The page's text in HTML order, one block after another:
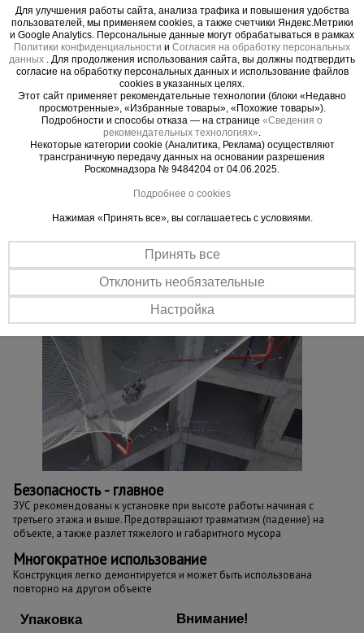
Важные преимущества –
эффективная работа
Прочная сталь
Опора изготавливается ил листовой стали толщиной 5 мм с
применением широких сварных швов.
Все по стандарту
Соответствует строительным нормам: СНиП 1203-99
«Безопасность труда в строительстве» СНиП III-4-80* «Техника
безопасности в строительстве» и СНиП 3.03.01-87 «Несущие
Безопасность - главное
ЗУС рекомендованы к установке при высоте работы начиная с
третьего этажа и выше. Предотвращают травматизм (падение) на
объекте, а также разлет тяжелого и габаритного мусора
Многократное использование
Конструкция легко демонтируется и может быть использована
повторно на другом объекте
Упаковка Внимание!
Для улучшения работы сайта, анализа трафика и повышения удобства
пользователей, мы применяем cookies, а также счетчики Яндекс.Метрики
и Google Analytics. Персональные данные могут обрабатываться в рамках
Политики конфиденциальности и Согласия на обработку персональных
данных
. Для продолжения использования сайта, вы должны подтвердить
согласие на обработку персональных данных и использование файлов
cookies в указанных целях.
Этот сайт применяет рекомендательные технологии (блоки «Недавно
просмотренные», «Избранные товары», «Похожие товары»).
Подробности и способы отказа — на странице «Сведения о
рекомендательных технологиях»
Некоторые категории cookie (Аналитика, Реклама) осуществляют
трансграничную передачу данных на основании разрешения
Роскомнадзора № 9484204 от 04.06.2025.
Подробнее о cookies
Нажимая «Принять все», вы соглашаетесь с условиями.
Принять все
Отклонить необязательные
Настройка